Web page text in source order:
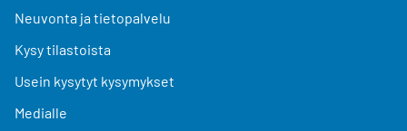
Neuvonta ja tietopalvelu
Kysy tilastoista
Usein kysytyt kysymykset
Medialle